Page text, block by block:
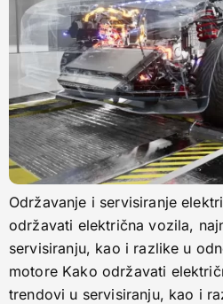
Održavanje i servisiranje
održavati električna vozila,
servisiranju, kao i razlike u
motore Kako održavati
trendovi u servisiranju, kao i